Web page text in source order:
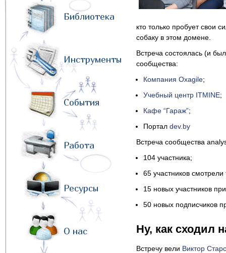
Библиотека
Инструменты
События
Работа
Ресурсы
О нас
кто только пробует свои
собаку в этом домене.
Встреча состоялась (и
сообщества:
Компания Oxagile;
Учебный центр ITMINE;
Кафе “Гараж”;
Портал dev.by
Встреча сообщества
104 участника;
65 участников
15 новых участников
50 новых подписчиков
Ну, как сходил
Встречу вели Виктор